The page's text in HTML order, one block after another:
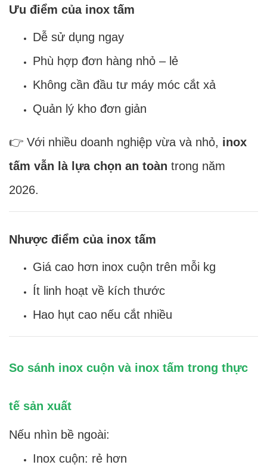
Ưu điểm của inox tấm
Dễ sử dụng ngay
Phù hợp đơn hàng nhỏ – lẻ
Không cần đầu tư máy móc cắt xả
Quản lý kho đơn giản
👉 Với nhiều doanh nghiệp vừa và nhỏ, inox
tấm vẫn là lựa chọn an toàn trong năm
2026.
Nhược điểm của inox tấm
Giá cao hơn inox cuộn trên mỗi kg
Ít linh hoạt về kích thước
Hao hụt cao nếu cắt nhiều
So sánh inox cuộn và inox tấm trong thực
tế sản xuất
Nếu nhìn bề ngoài:
Inox cuộn: rẻ hơn